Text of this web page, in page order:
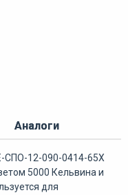
Аналоги
СПО-12-090-0414-65Х
5000 Кельвина и
для